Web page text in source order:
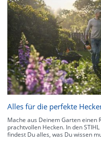
Alles für die perfekte
Mache aus Deinem Garten einen
prachtvollen Hecken. In den
findest Du alles, was Du wissen